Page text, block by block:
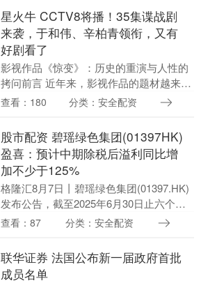
穆杰塔巴，伊....
星火牛 CCTV8将播！35集谍战剧
来袭，于和伟、辛柏青领衔，又有
好剧看了
影视作品《惊变》：历史的重演与人性的
拷问前言 近年来，影视作品的题材越来越
多样化，各种类型的作品层出不穷，其中
目。这类作品不仅....
查看：180 分类：安全配资
股市配资 碧瑶绿色集团(01397HK)
盈喜：预计中期除税后溢利同比增
加不少于125%
格隆汇8月7日丨碧瑶绿色集团(01397.HK)
发布公告，截至2025年6月30日止六个
月，集团预期报告期间录得除税后溢利不
查看：87 分类：安全配资
联华证券 法国公布新一届政府首批
成员名单